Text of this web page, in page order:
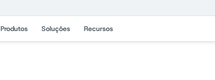
Produtos Soluções Recursos